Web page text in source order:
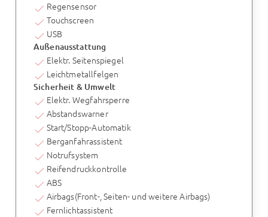
Regensensor
Touchscreen
USB
Außenausstattung
Elektr. Seitenspiegel
Leichtmetallfelgen
Sicherheit & Umwelt
Elektr. Wegfahrsperre
Abstandswarner
Start/Stopp-Automatik
Berganfahrassistent
Notrufsystem
Reifendruckkontrolle
ABS
Airbags(Front-, Seiten- und weitere Airbags)
Fernlichtassistent